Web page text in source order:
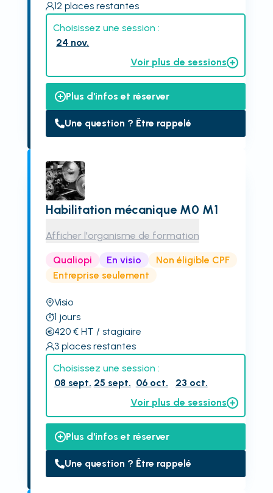
12 places restantes
Choisissez une session :
24 nov.
Voir plus de sessions
Plus d'infos et réserver
Une question ? Être rappelé
Habilitation mécanique M0 M1
Afficher l'organisme de formation
Qualiopi En visio
Non éligible CPF
Entreprise seulement
Visio
1 jours
420€ HT / stagiaire
3 places restantes
Choisissez une session :
08 sept. 25 sept. 06 oct.
23 oct.
Voir plus de sessions
Plus d'infos et réserver
Une question ? Être rappelé